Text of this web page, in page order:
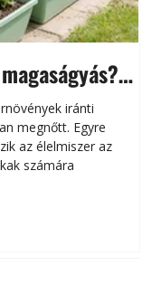
iránti
megnőtt. Egyre
az élelmiszer az
számára